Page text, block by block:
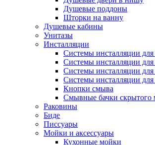
Душевые поддоны
Шторки на ванну
Душевые кабины
Унитазы
Инсталляции
Системы инсталляции для
Системы инсталляции для
Системы инсталляции для
Системы инсталляции для
Кнопки смыва
Смывные бачки скрытого
Раковины
Биде
Писсуары
Мойки и аксессуары
Кухонные мойки